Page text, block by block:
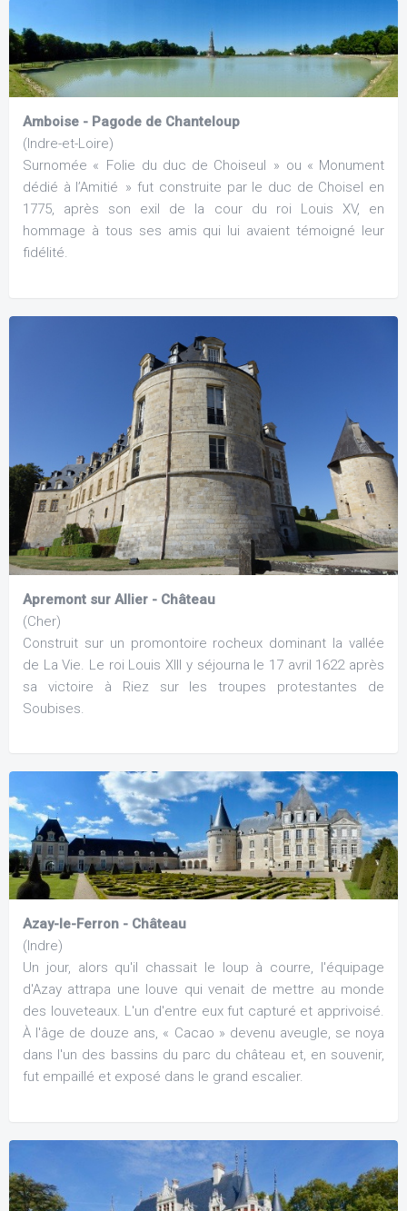
Amboise - Pagode de Chanteloup
(Indre-et-Loire)
Surnomée « Folie du duc de Choiseul » ou « Monument
dédié à l’Amitié » fut construite par le duc de Choisel en
1775, après son exil de la cour du roi Louis XV, en
hommage à tous ses amis qui lui avaient témoigné leur
fidélité.
Apremont sur Allier - Château
(Cher)
Construit sur un promontoire rocheux dominant la vallée
de La Vie. Le roi Louis XIII y séjourna le 17 avril 1622 après
sa victoire à Riez sur les troupes protestantes de
Soubises.
Azay-le-Ferron - Château
(Indre)
Un jour, alors qu'il chassait le loup à courre, l'équipage
d'Azay attrapa une louve qui venait de mettre au monde
des louveteaux. L'un d'entre eux fut capturé et apprivoisé.
À l'âge de douze ans, « Cacao » devenu aveugle, se noya
dans l'un des bassins du parc du château et, en souvenir,
fut empaillé et exposé dans le grand escalier.